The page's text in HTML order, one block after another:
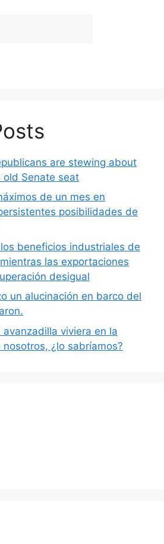
are stewing about
old Senate seat
de un mes en
posibilidades de
beneficios industriales de
las exportaciones
desigual
un alucinación en barco del
viviera en la
¿lo sabríamos?